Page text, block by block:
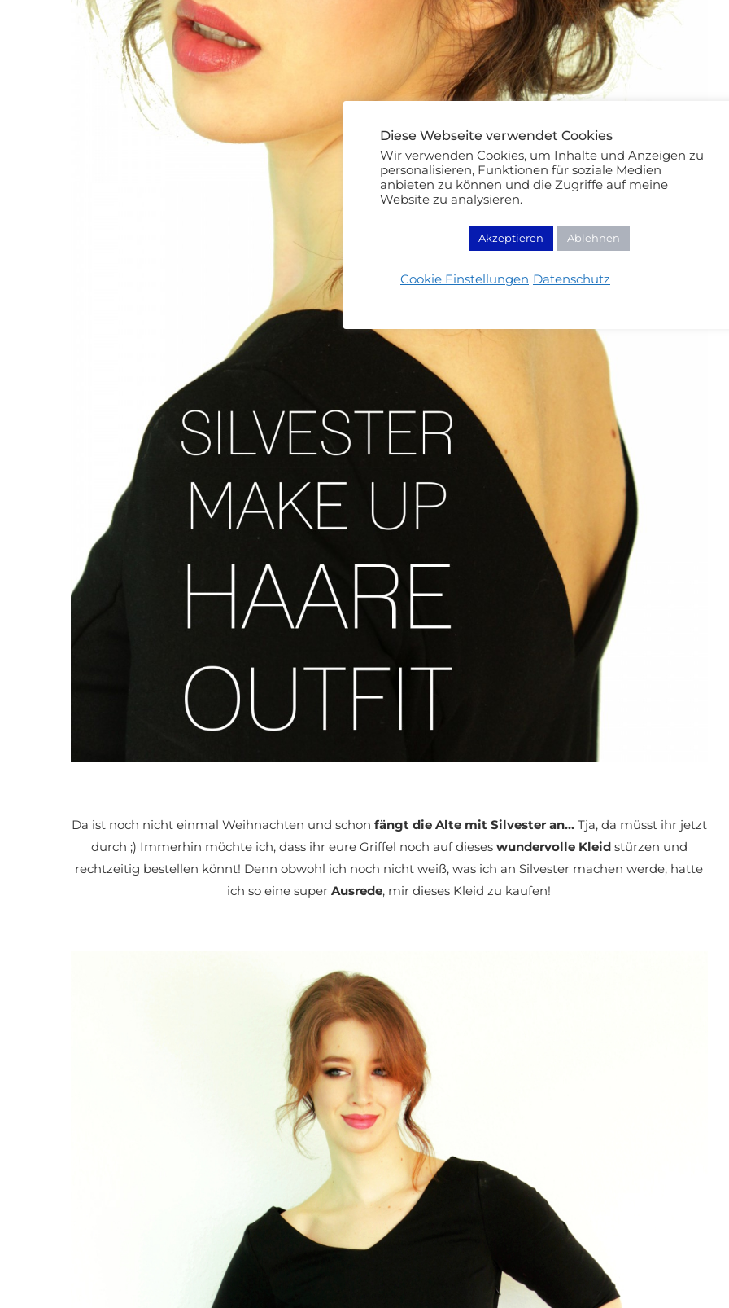
Da ist noch nicht einmal Weihnachten und schon fängt die Alte mit Silvester an…Tja, da müsst ihr jetzt
durch ;) Immerhin möchte ich, dass ihr eure Griffel noch auf dieseswundervolle Kleidstürzen und
rechtzeitig bestellen könnt! Denn obwohl ich noch nicht weiß, was ich an Silvester machen werde, hatte
ich so eine superAusrede, mir dieses Kleid zu kaufen!
Diese Webseite verwendet Cookies
Wir verwenden Cookies, um Inhalte und Anzeigen zu
personalisieren, Funktionen für soziale Medien
anbieten zu können und die Zugriffe auf meine
Website zu analysieren.
Akzeptieren Ablehnen
Cookie Einstellungen Datenschutz